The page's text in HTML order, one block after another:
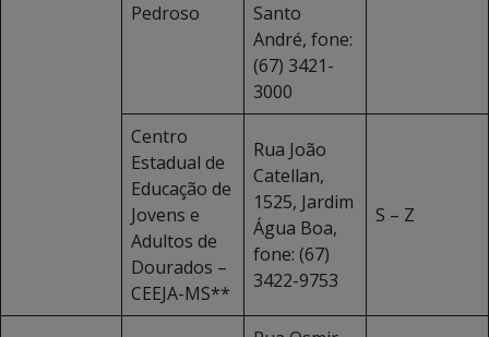
Pedroso
Santo
André, fone:
(67) 3421-
3000
Centro
Estadual de
Educação de
Jovens e
Adultos de
Dourados –
CEEJA-MS**
Rua João
Catellan,
1525, Jardim
Água Boa,
fone: (67)
3422-9753
S – Z